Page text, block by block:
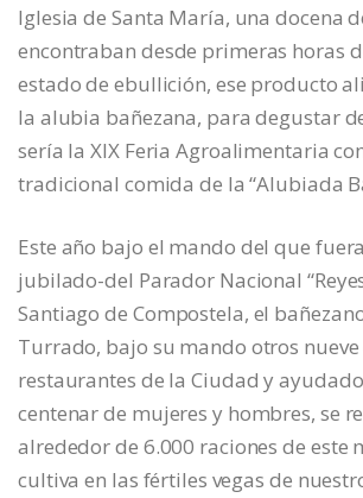
Iglesia de Santa María, una docena
encontraban desde primeras horas
estado de ebullición, ese producto
la alubia bañezana, para degustar
sería la XIX Feria Agroalimentaria
tradicional comida de la “Alubiada
Este año bajo el mando del que
jubilado-del Parador Nacional
Santiago de Compostela, el
Turrado, bajo su mando otros nueve
restaurantes de la Ciudad y
centenar de mujeres y hombres, se
alrededor de 6.000 raciones de este
cultiva en las fértiles vegas de